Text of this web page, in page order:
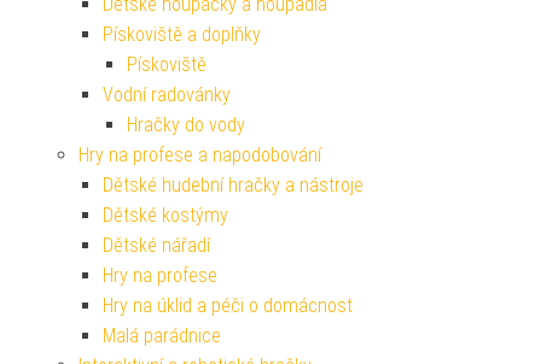
Pískoviště a doplňky
Pískoviště
Vodní radovánky
Hračky do vody
Hry na profese a napodobování
Dětské hudební hračky a nástroje
Dětské kostýmy
Dětské nářadí
Hry na profese
Hry na úklid a péči o domácnost
Malá parádnice